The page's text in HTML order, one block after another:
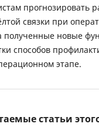
прогнозировать
связки при
полученные новые
способов
этапе.
статьи